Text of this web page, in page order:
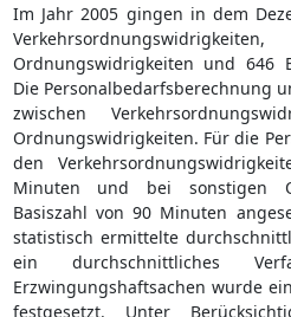
Im Jahr 2005 gingen in dem
Ordnungswidrigkeiten und 646
Die Personalbedarfsberechnung
zwischen
Ordnungswidrigkeiten. Für die
den
Minuten und bei sonstigen
Basiszahl von 90 Minuten
statistisch ermittelte
ein durchschnittliches
Erzwingungshaftsachen wurde
festgesetzt. Unter